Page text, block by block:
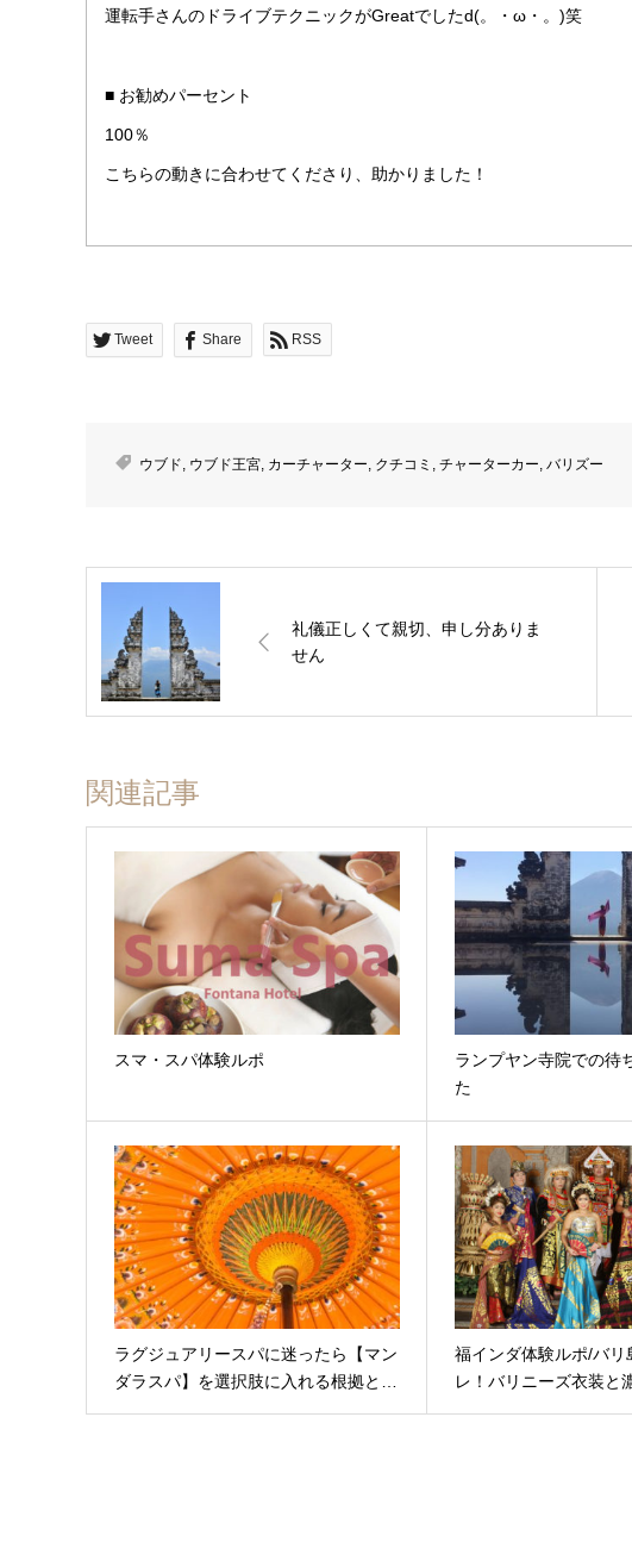
運転手さんのドライブテクニックがGreatでしたd(。・ω・。)笑
■ お勧めパーセント
100％
こちらの動きに合わせてくださり、助かりました！
Tweet Share RSS
ウブド, ウブド王宮, カーチャーター, クチコミ , チャーターカー, バリズー
礼儀正しくて親切、申し分ありま
せん
関連記事
スマ・スパ体験ルポ
ランプヤン寺院での待
た
ラグジュアリースパに迷ったら【マン
ダラスパ】を選択肢に入れる根拠と…
福インダ体験ルポ/バリ
レ！バリニーズ衣装と